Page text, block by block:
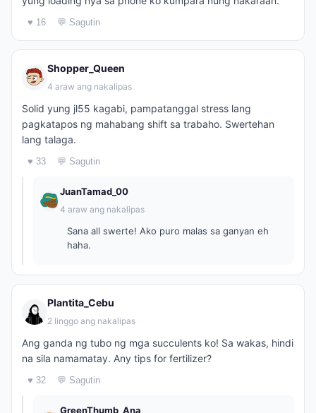
♥ 16 💬 Sagutin
Shopper_Queen
4 araw ang nakalipas
Solid yung jl55 kagabi, pampatanggal stress lang
pagkatapos ng mahabang shift sa trabaho. Swertehan
lang talaga.
♥ 33 💬 Sagutin
JuanTamad_00
4 araw ang nakalipas
Sana all swerte! Ako puro malas sa ganyan eh
haha.
Plantita_Cebu
2 linggo ang nakalipas
Ang ganda ng tubo ng mga succulents ko! Sa wakas, hindi
na sila namamatay. Any tips for fertilizer?
♥ 32 💬 Sagutin
GreenThumb_Ana